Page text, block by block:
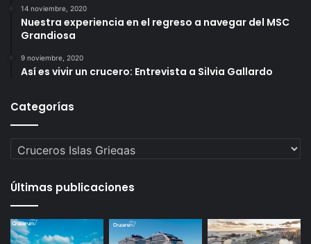
14 noviembre, 2020
Nuestra experiencia en el regreso a navegar del MSC
Grandiosa
9 noviembre, 2020
Así es vivir un crucero: Entrevista a Silvia Gallardo
Categorías
Categorías
Últimas publicaciones